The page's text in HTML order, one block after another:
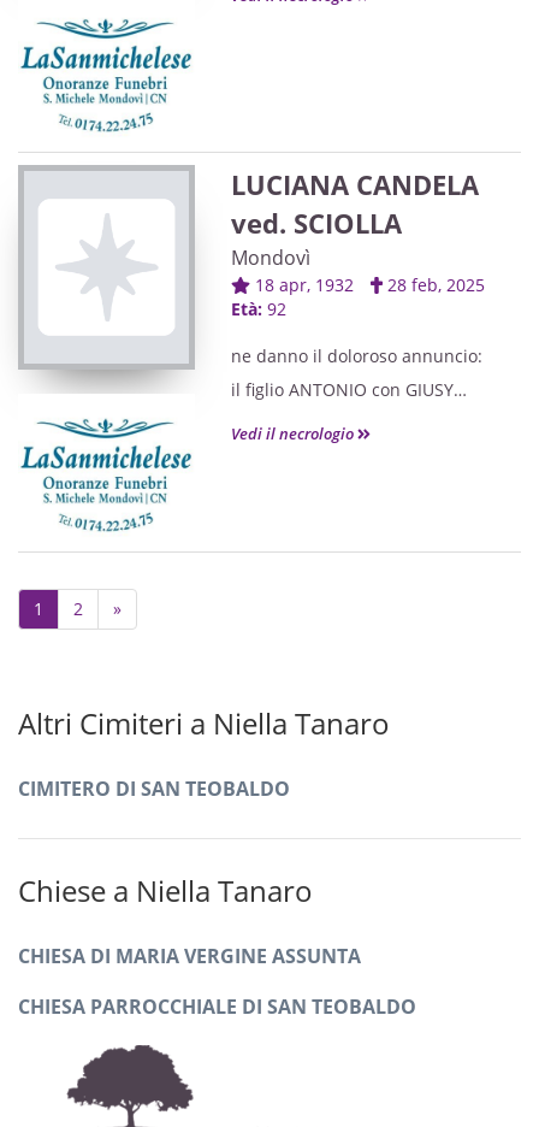
Altri Cimiteri a Niella Tanaro
CIMITERO DI SAN TEOBALDO
Chiese a Niella Tanaro
CHIESA DI MARIA VERGINE ASSUNTA
CHIESA PARROCCHIALE DI SAN TEOBALDO
LUCIANA CANDELA
ved. SCIOLLA
Mondovì
18 apr, 1932
28 feb, 2025
Età: 92
ne danno il doloroso annuncio:
il figlio ANTONIO con GIUSY
e parenti tutti.
Vedi il necrologio
1 2 »Next